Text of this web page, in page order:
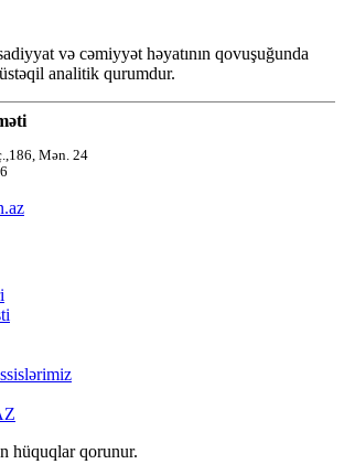
və cəmiyyət həyatının qovuşuğunda
analitik qurumdur.
Mən. 24
hüquqlar qorunur.